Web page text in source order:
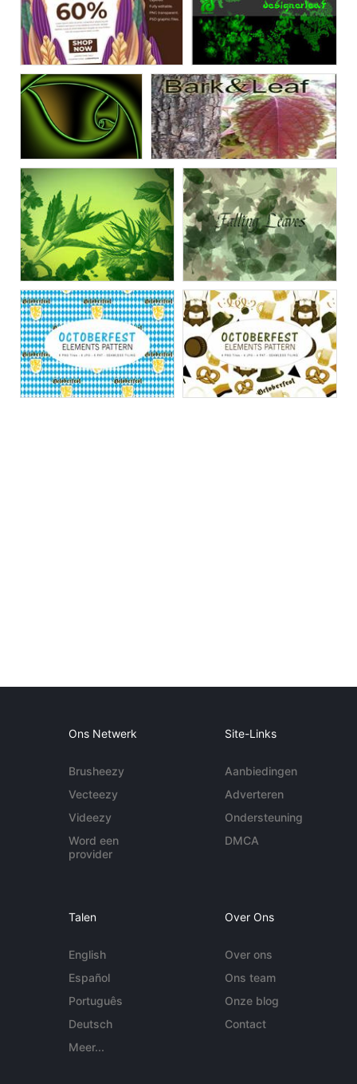
Ons Netwerk
Brusheezy
Vecteezy
Videezy
Word een
provider
Site-Links
Aanbiedingen
Adverteren
Ondersteuning
DMCA
Talen
English
Español
Português
Deutsch
Meer...
Over Ons
Over ons
Ons team
Onze blog
Contact